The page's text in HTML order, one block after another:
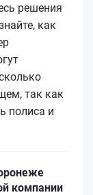
решения
как
так как
полиса и
компании